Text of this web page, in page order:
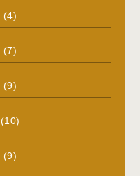
(4)
(7)
(9)
(10)
(9)